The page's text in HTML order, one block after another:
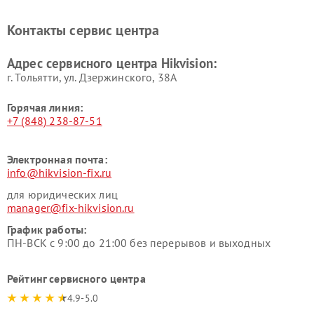
Контакты сервис центра
Адрес сервисного центра Hikvision:
г. Тольятти, ул. Дзержинского, 38А
Горячая линия:
+7 (848) 238-87-51
Электронная почта:
info@hikvision-fix.ru
для юридических лиц
manager@fix-hikvision.ru
График работы:
ПН-ВСК с 9:00 до 21:00 без перерывов и выходных
Рейтинг сервисного центра
4.9-5.0